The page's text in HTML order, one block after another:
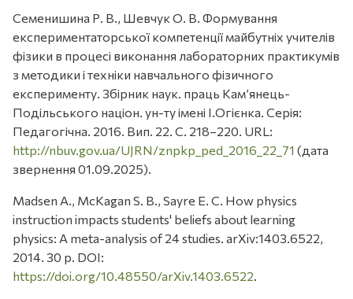
Семенишина Р. В., Шевчук О. В. Формування
експериментаторської компетенції майбутніх учителів
фізики в процесі виконання лабораторних практикумів
з методики і техніки навчального фізичного
експерименту. Збірник наук. праць Кам’янець-
Подільського націон. ун-ту імені І.Огієнка. Серія:
Педагогічна. 2016. Вип. 22. С. 218–220. URL:
http://nbuv.gov.ua/UJRN/znpkp_ped_2016_22_71 (дата
звернення 01.09.2025).
Madsen A., McKagan S. B., Sayre E. C. How physics
instruction impacts students' beliefs about learning
physics: A meta-analysis of 24 studies. arXiv:1403.6522,
2014. 30 p. DOI:
https://doi.org/10.48550/arXiv.1403.6522.